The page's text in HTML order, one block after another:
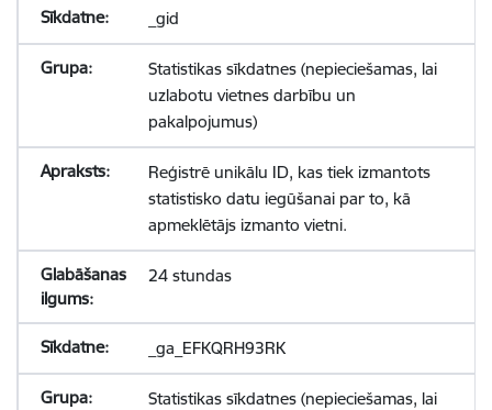
_gid
Statistikas sīkdatnes (nepieciešamas, lai
uzlabotu vietnes darbību un
pakalpojumus)
Reģistrē unikālu ID, kas tiek izmantots
statistisko datu iegūšanai par to, kā
apmeklētājs izmanto vietni.
24 stundas
_ga_EFKQRH93RK
Statistikas sīkdatnes (nepieciešamas, lai